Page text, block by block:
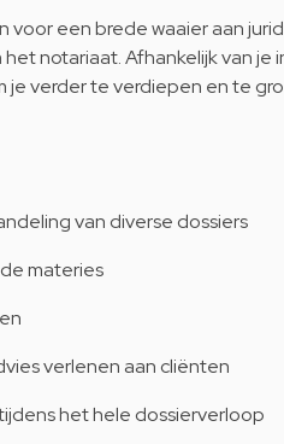
voor een brede waaier aan
notariaat. Afhankelijk van je
je verder te verdiepen en te
van diverse dossiers
materies
verlenen aan cliënten
het hele dossierverloop